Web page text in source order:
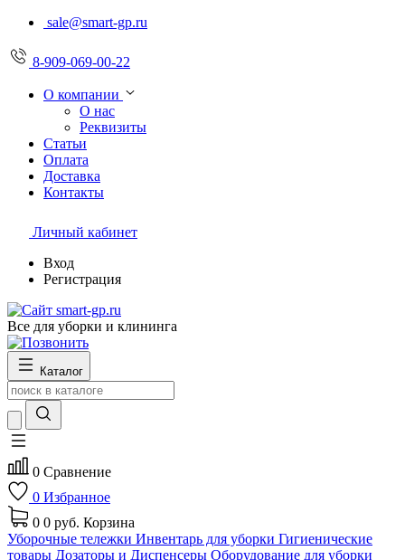
sale@smart-gp.ru
8-909-069-00-22
О компании
О нас
Реквизиты
Статьи
Оплата
Доставка
Контакты
Личный кабинет
Вход
Регистрация
Все для уборки и клининга
Каталог
0 Сравнение
0 Избранное
0 0 руб. Корзина
Уборочные тележки Инвентарь для уборки Гигиенические
товары Дозаторы и Диспенсеры Оборудование для уборки